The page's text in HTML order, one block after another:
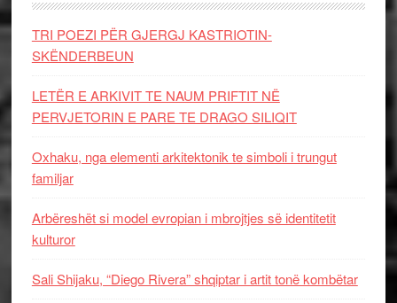
TRI POEZI PËR GJERGJ KASTRIOTIN-
SKËNDERBEUN
LETËR E ARKIVIT TE NAUM PRIFTIT NË
PERVJETORIN E PARE TE DRAGO SILIQIT
Oxhaku, nga elementi arkitektonik te simboli i trungut
familjar
Arbëreshët si model evropian i mbrojtjes së identitetit
kulturor
Sali Shijaku, “Diego Rivera” shqiptar i artit tonë kombëtar